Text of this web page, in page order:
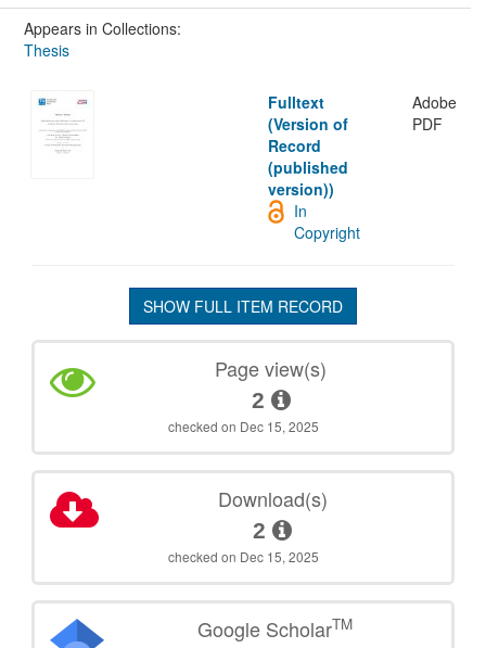
Appears in Collections:
Thesis
Fulltext
(Version of
Record
(published
version))
Adobe
PDF
In
Copyright
SHOW FULL ITEM RECORD
Page view(s)
2
checked on Dec 15, 2025
Download(s)
2
checked on Dec 15, 2025
Google ScholarTM